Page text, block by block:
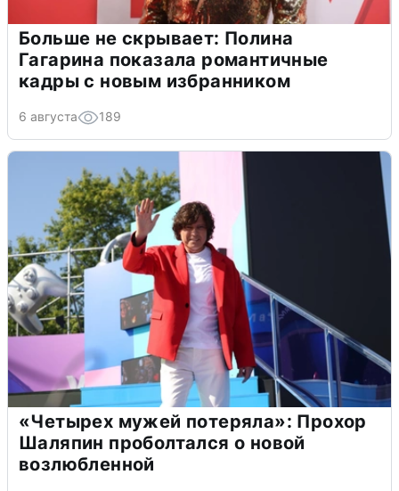
Больше не скрывает: Полина
Гагарина показала романтичные
кадры с новым избранником
6 августа 189
«Четырех мужей потеряла»: Прохор
Шаляпин проболтался о новой
возлюбленной